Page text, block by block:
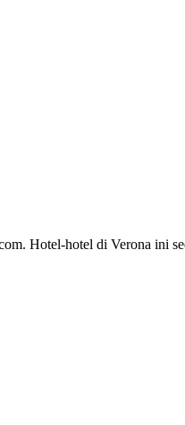
Hotel-hotel di Verona ini